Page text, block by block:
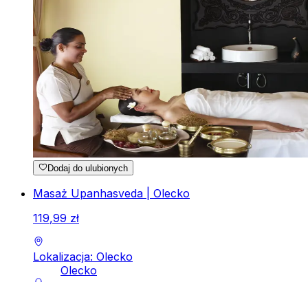
Dodaj do ulubionych
Masaż Upanhasveda | Olecko
119,99 zł
Lokalizacja: Olecko
Olecko